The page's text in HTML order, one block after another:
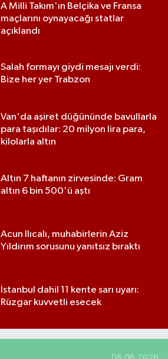
A Milli Takım'ın Belçika ve Fransa
maçlarını oynayacağı statlar
açıklandı
Salah formayı giydi mesajı verdi:
Bize her yer Trabzon
Van'da aşiret düğününde bavullarla
para taşıdılar: 20 milyon lira para,
kilolarla altın
Altın 7 haftanın zirvesinde: Gram
altın 6 bin 500'ü aştı
Acun Ilıcalı, muhabirlerin Aziz
Yıldırım sorusunu yanıtsız bıraktı
İstanbul dahil 11 kente sarı uyarı:
Rüzgar kuvvetli esecek